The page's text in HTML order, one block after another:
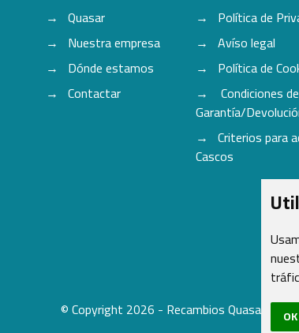
OK
Quasar
Nuestra empresa
Dónde estamos
Contactar
Política de
Avíso legal
Política de
Condiciones de
Garantía/
Criterios para
Cascos
© Copyright 2026 - Recambios Quasar S.L. |